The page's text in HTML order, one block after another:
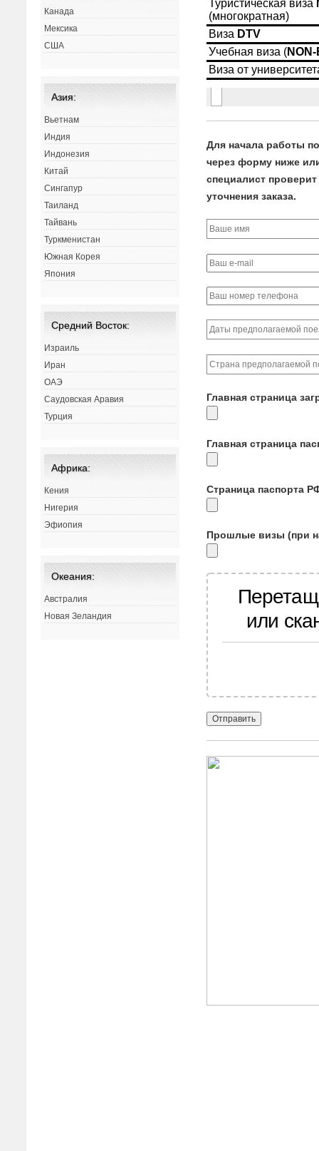
Для начала работы
через форму ниже
специалист
уточнения заказа.
Главная страница
Главная страница
Страница паспорта
Прошлые визы (при
или
Канада
Мексика
США
Азия:
Вьетнам
Индия
Индонезия
Китай
Сингапур
Таиланд
Тайвань
Туркменистан
Южная Корея
Япония
Средний Восток:
Израиль
Иран
ОАЭ
Саудовская Аравия
Турция
Африка:
Кения
Нигерия
Эфиопия
Океания:
Австралия
Новая Зеландия